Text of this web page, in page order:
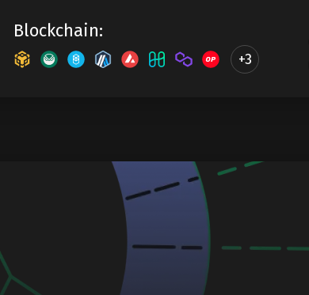
Blockchain:
+3